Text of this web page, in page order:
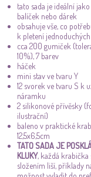
tato sada je ideální
balíček nebo dárek
obsahuje vše, co
k pletení
cca 200 gumiček
10%), 7 barev
háček
mini stav ve tvaru Y
12 svorek ve tvaru S k
náramku
2 silikonové přívěsky
ilustrační)
baleno v praktické
12,5x6,5cm
TATO SADA JE
KLUKY, každá krabička
složením liší, příklady